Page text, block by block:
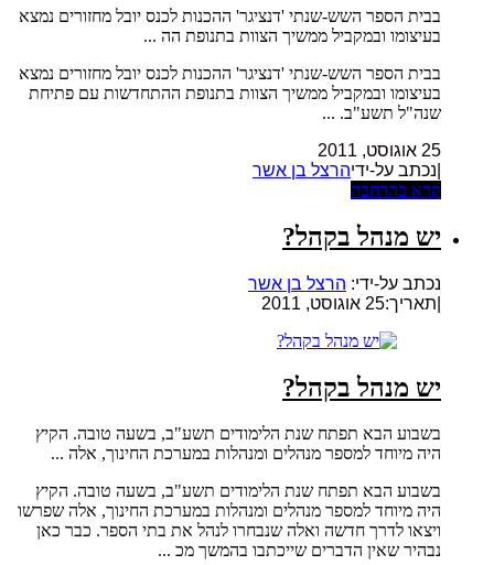
בבית הספר השש-שנתי 'דנציגר' ההכנות לכנס יובל מחזורים נמצא
בעיצומו ובמקביל ממשיך הצוות בתנופת הה ...
בבית הספר השש-שנתי 'דנציגר' ההכנות לכנס יובל מחזורים נמצא
בעיצומו ובמקביל ממשיך הצוות בתנופת ההתחדשות עם פתיחת
שנה"ל תשע"ב. ...
25 אוגוסט, 2011
|נכתב על-ידיהרצל בן אשר
קרא בהרחבה
יש מנהל בקהל?
נכתב על-ידי: הרצל בן אשר
תאריך:25 אוגוסט, 2011
יש מנהל בקהל?
בשבוע הבא תפתח שנת הלימודים תשע"ב, בשעה טובה. הקיץ
היה מיוחד למספר מנהלים ומנהלות במערכת החינוך, אלה ...
בשבוע הבא תפתח שנת הלימודים תשע"ב, בשעה טובה. הקיץ
היה מיוחד למספר מנהלים ומנהלות במערכת החינוך, אלה שפרשו
ויצאו לדרך חדשה ואלה שנבחרו לנהל את בתי הספר. כבר כאן
נבהיר שאין הדברים שייכתבו בהמשך מכ ...